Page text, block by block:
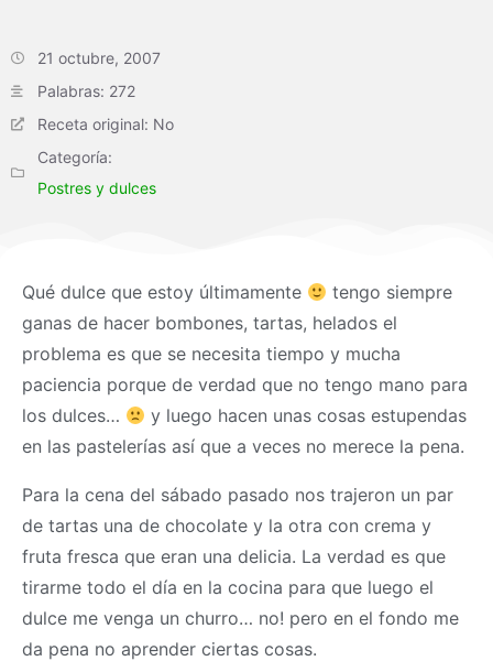
21 octubre, 2007
Palabras: 272
Receta original: No
Categoría:
Postres y dulces
Qué dulce que estoy últimamente
tengo siempre
ganas de hacer bombones, tartas, helados el
problema es que se necesita tiempo y mucha
paciencia porque de verdad que no tengo mano para
los dulces…
y luego hacen unas cosas estupendas
en las pastelerías así que a veces no merece la pena.
Para la cena del sábado pasado nos trajeron un par
de tartas una de chocolate y la otra con crema y
fruta fresca que eran una delicia. La verdad es que
tirarme todo el día en la cocina para que luego el
dulce me venga un churro… no! pero en el fondo me
da pena no aprender ciertas cosas.